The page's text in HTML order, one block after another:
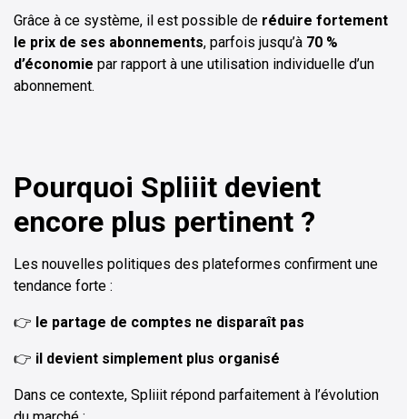
Grâce à ce système, il est possible de réduire fortement
le prix de ses abonnements, parfois jusqu’à 70 %
d’économie par rapport à une utilisation individuelle d’un
abonnement.
Pourquoi Spliiit devient
encore plus pertinent ?
Les nouvelles politiques des plateformes confirment une
tendance forte :
👉 le partage de comptes ne disparaît pas
👉 il devient simplement plus organisé
Dans ce contexte, Spliiit répond parfaitement à l’évolution